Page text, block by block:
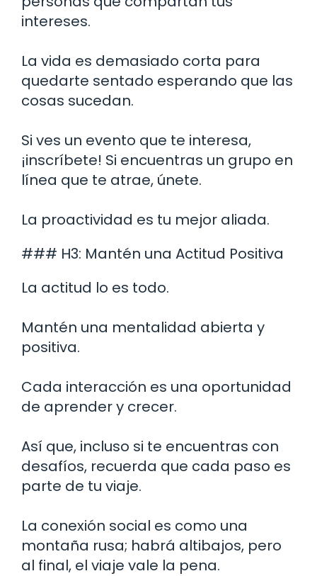
intereses.
La vida es demasiado corta para
quedarte sentado esperando que las
cosas sucedan.
Si ves un evento que te interesa,
¡inscríbete! Si encuentras un grupo en
línea que te atrae, únete.
La proactividad es tu mejor aliada.
### H3: Mantén una Actitud Positiva
La actitud lo es todo.
Mantén una mentalidad abierta y
positiva.
Cada interacción es una oportunidad
de aprender y crecer.
Así que, incluso si te encuentras con
desafíos, recuerda que cada paso es
parte de tu viaje.
La conexión social es como una
montaña rusa; habrá altibajos, pero
al final, el viaje vale la pena.